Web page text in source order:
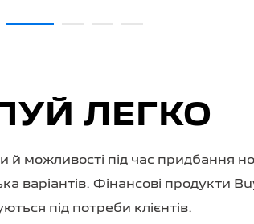
ЛЕГКО
й можливості під час придбання
варіантів. Фінансові продукти
під потреби клієнтів.